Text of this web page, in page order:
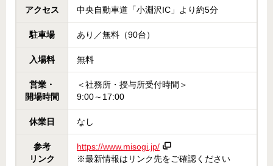
アクセス 中央自動車道「小淵沢IC」より約5分
駐車場 あり／無料（90台）
入場料 無料
営業・
開場時間
＜社務所・授与所受付時間＞
9:00～17:00
休業日 なし
参考
リンク
https://www.misogi.jp/
※最新情報はリンク先をご確認ください